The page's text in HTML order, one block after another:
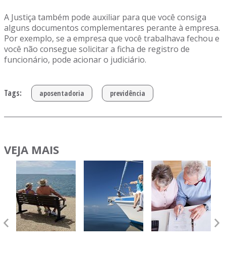
A Justiça também pode auxiliar para que você consiga
alguns documentos complementares perante à empresa.
Por exemplo, se a empresa que você trabalhava fechou e
você não consegue solicitar a ficha de registro de
funcionário, pode acionar o judiciário.
Tags: aposentadoria previdência
VEJA MAIS